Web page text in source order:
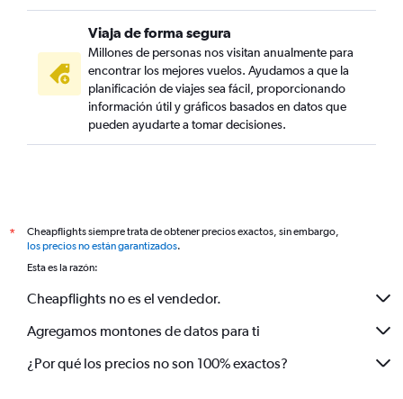
Viaja de forma segura
Millones de personas nos visitan anualmente para
encontrar los mejores vuelos. Ayudamos a que la
planificación de viajes sea fácil, proporcionando
información útil y gráficos basados en datos que
pueden ayudarte a tomar decisiones.
*
Cheapflights siempre trata de obtener precios exactos, sin embargo,
los precios no están garantizados.
Esta es la razón:
Cheapflights no es el vendedor.
Agregamos montones de datos para ti
¿Por qué los precios no son 100% exactos?